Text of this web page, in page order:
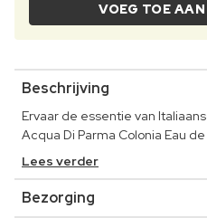
VOEG TOE
Beschrijving
Ervaar de essentie van
Acqua Di Parma Colonia Eau
Lees verder
Bezorging